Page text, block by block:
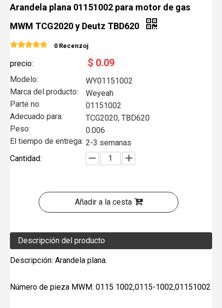
Arandela plana 01151002 para motor de gas
MWM TCG2020 y Deutz TBD620
0 Recenzoj
precio: $ 0.09
Modelo:
WY01151002
Marca del producto:
Weyeah
Parte no:
01151002
Adecuado para:
TCG2020, TBD620
Peso:
0.006
El tiempo de entrega: 2-3 semanas
Cantidad:
Añadir a la cesta
Descripción del producto
Descripción: Arandela plana.
Número de pieza MWM: 0115 1002,0115-1002,01151002.